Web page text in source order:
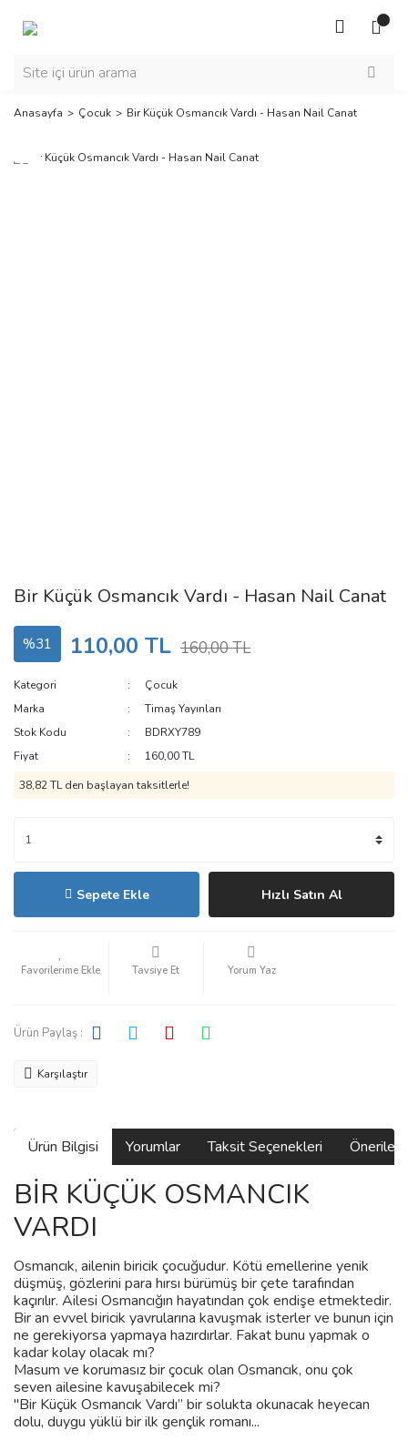
Anasayfa Çocuk Bir Küçük Osmancık Vardı - Hasan Nail Canat
Bir Küçük Osmancık Vardı - Hasan Nail Canat
%31 110,00 TL 160,00 TL
Kategori
Çocuk
Marka
Timaş Yayınları
Stok Kodu
BDRXY789
Fiyat
160,00 TL
38,82 TL den başlayan taksitlerle!
Sepete Ekle Hızlı Satın Al
Tavsiye Et Yorum Yaz
Ürün Paylaş :
Karşılaştır
Ürün Bilgisi Yorumlar Taksit Seçenekleri
BİR KÜÇÜK OSMANCIK
VARDI
Osmancık, ailenin biricik çocuğudur. Kötü emellerine yenik
düşmüş, gözlerini para hırsı bürümüş bir çete tarafından
kaçırılır. Ailesi Osmancığın hayatından çok endişe etmektedir.
Bir an evvel biricik yavrularına kavuşmak isterler ve bunun için
ne gerekiyorsa yapmaya hazırdırlar. Fakat bunu yapmak o
kadar kolay olacak mı?
Masum ve korumasız bir çocuk olan Osmancık, onu çok
seven ailesine kavuşabilecek mi?
"Bir Küçük Osmancık Vardı” bir solukta okunacak heyecan
dolu, duygu yüklü bir ilk gençlik romanı...